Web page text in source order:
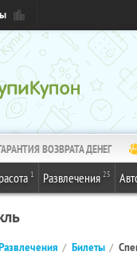
ВОЗВРАТА ДЕНЕГ
1 Развлечения 25
Билеты